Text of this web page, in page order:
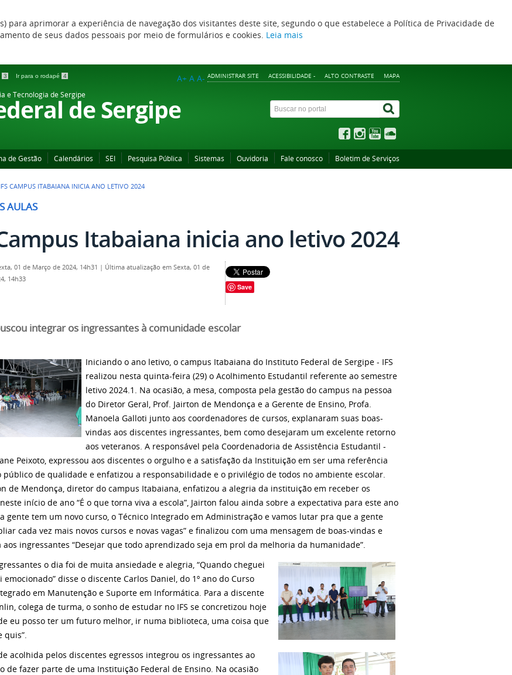
para aprimorar a experiência de navegação dos visitantes deste site, segundo o que estabelece a Política de Privacidade de
de seus dados pessoais por meio de formulários e cookies. Leia mais
3 Ir para o rodapé 4 ADMINISTRAR SITE ACESSIBILIDADE - ALTO CONTRASTE MAPA
A+ A A-
e Tecnologia de Sergipede Sergipe
de Gestão Calendários SEI Pesquisa Pública Sistemas Ouvidoria Fale conosco Boletim de Serviços
IFS CAMPUS ITABAIANA INICIA ANO LETIVO 2024
AULAS
Itabaiana inicia ano letivo 2024
01 de Março de 2024, 14h31 | Última atualização em Sexta, 01 de
14h33
Save
integrar os ingressantes à comunidade escolar
Iniciando o ano letivo, o campus Itabaiana do Instituto Federal de Sergipe - IFS
realizou nesta quinta-feira (29) o Acolhimento Estudantil referente ao semestre
letivo 2024.1. Na ocasião, a mesa, composta pela gestão do campus na pessoa
do Diretor Geral, Prof. Jairton de Mendonça e a Gerente de Ensino, Profa.
Manoela Galloti junto aos coordenadores de cursos, explanaram suas boas-
vindas aos discentes ingressantes, bem como desejaram um excelente retorno
aos veteranos. A responsável pela Coordenadoria de Assistência Estudantil -
Peixoto, expressou aos discentes o orgulho e a satisfação da Instituição em ser uma referência
público de qualidade e enfatizou a responsabilidade e o privilégio de todos no ambiente escolar.
de Mendonça, diretor do campus Itabaiana, enfatizou a alegria da instituição em receber os
início de ano “É o que torna viva a escola”, Jairton falou ainda sobre a expectativa para este ano
a gente tem um novo curso, o Técnico Integrado em Administração e vamos lutar pra que a gente
cada vez mais novos cursos e novas vagas” e finalizou com uma mensagem de boas-vindas e
aos ingressantes “Desejar que todo aprendizado seja em prol da melhoria da humanidade”.
o dia foi de muita ansiedade e alegria, “Quando cheguei
disse o discente Carlos Daniel, do 1º ano do Curso
em Manutenção e Suporte em Informática. Para a discente
colega de turma, o sonho de estudar no IFS se concretizou hoje
eu posso ter um futuro melhor, ir numa biblioteca, uma coisa que
quis”.
acolhida pelos discentes egressos integrou os ingressantes ao
de fazer parte de uma Instituição Federal de Ensino. Na ocasião